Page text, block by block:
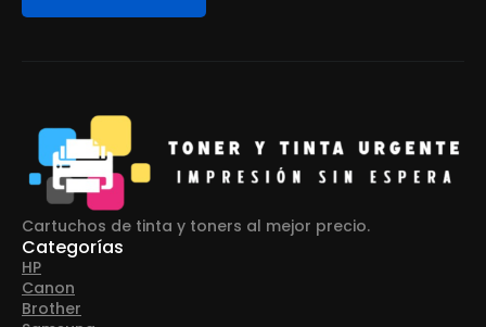
Cartuchos de tinta y toners al mejor precio.
Categorías
HP
Canon
Brother